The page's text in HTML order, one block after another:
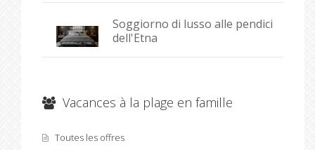
Soggiorno di lusso alle pendici
dell'Etna
Vacances à la plage en famille
Toutes les offres